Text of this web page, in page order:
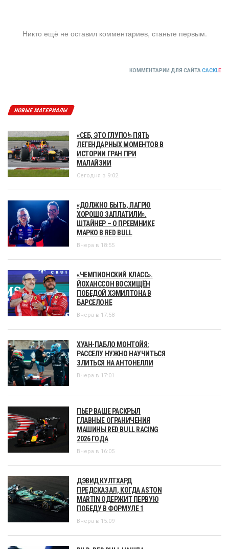
Никто ещё не оставил комментариев, станьте первым.
КОММЕНТАРИИ ДЛЯ САЙТА CACKLE
НОВЫЕ МАТЕРИАЛЫ
«СЕБ, ЭТО ГЛУПО!» ПЯТЬ
ЛЕГЕНДАРНЫХ МОМЕНТОВ В
ИСТОРИИ ГРАН ПРИ
МАЛАЙЗИИ
Сегодня в 9:02
«ДОЛЖНО БЫТЬ, ЛАГРЮ
ХОРОШО ЗАПЛАТИЛИ».
ШТАЙНЕР – О ПРЕЕМНИКЕ
МАРКО В RED BULL
Вчера в 18:55
«ЧЕМПИОНСКИЙ КЛАСС».
ЙОХАНССОН ВОСХИЩЁН
ПОБЕДОЙ ХЭМИЛТОНА В
БАРСЕЛОНЕ
Вчера в 17:58
ХУАН-ПАБЛО МОНТОЙЯ:
РАССЕЛУ НУЖНО НАУЧИТЬСЯ
ЗЛИТЬСЯ НА АНТОНЕЛЛИ
Вчера в 17:01
ПЬЕР ВАШЕ РАСКРЫЛ
ГЛАВНЫЕ ОГРАНИЧЕНИЯ
МАШИНЫ RED BULL RACING
2026 ГОДА
Вчера в 16:05
ДЭВИД КУЛТХАРД
ПРЕДСКАЗАЛ, КОГДА ASTON
MARTIN ОДЕРЖИТ ПЕРВУЮ
ПОБЕДУ В ФОРМУЛЕ 1
Вчера в 15:09